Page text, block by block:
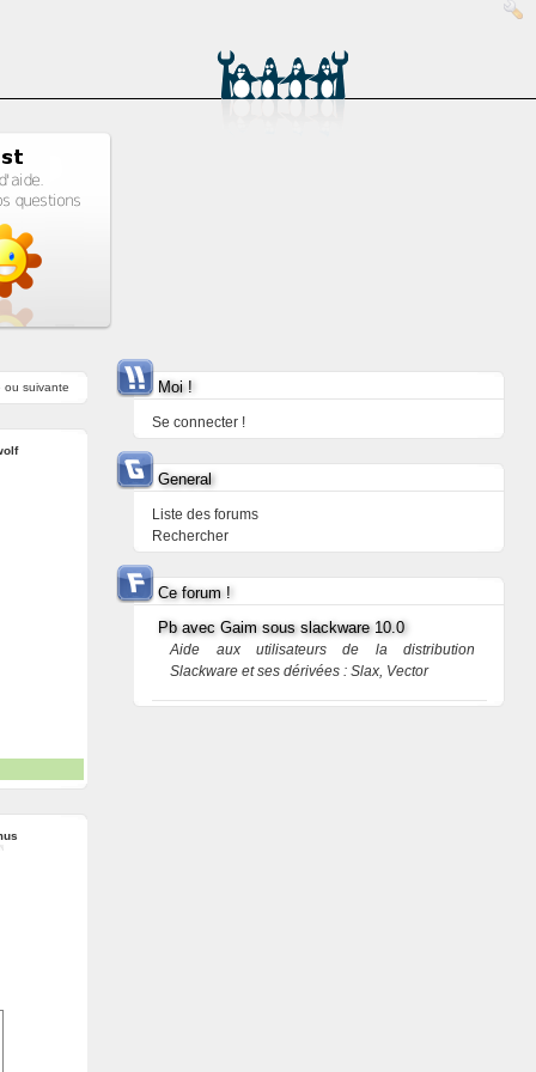
ou suivante Moi !
Se connecter !
General
Liste des forums
Rechercher
Ce forum !
Pb avec Gaim sous slackware 10.0
Aide aux utilisateurs de la distribution
Slackware et ses dérivées : Slax, Vector